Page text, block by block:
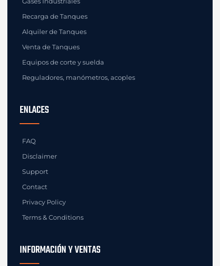
Recarga de Tanques
Alquiler de Tanques
Venta de Tanques
Equipos de corte y suelda
Reguladores, manómetros, acoples
ENLACES
FAQ
Disclaimer
Support
Contact
Privacy Policy
Terms & Conditions
INFORMACIÓN Y VENTAS